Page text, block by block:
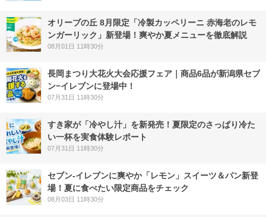
オリーブの丘 8月限定「冷製カッペリーニ 赤海老のレモ
ンガーリック」新登場！爽やか夏メニューを徹底解説
08月01日 11時30分
長岡まつり大花火大会応援フェア｜商品6品が新潟県セブ
ン−イレブンに登場中！
07月31日 11時30分
すき家が「冷やし汁」を新発売！夏限定のさっぱり冷た
い一杯を実食体験レポート
07月31日 11時30分
セブン‐イレブンに爽やか「レモン」スイーツ＆パン新登
場！夏に食べたい限定商品をチェック
08月03日 11時30分